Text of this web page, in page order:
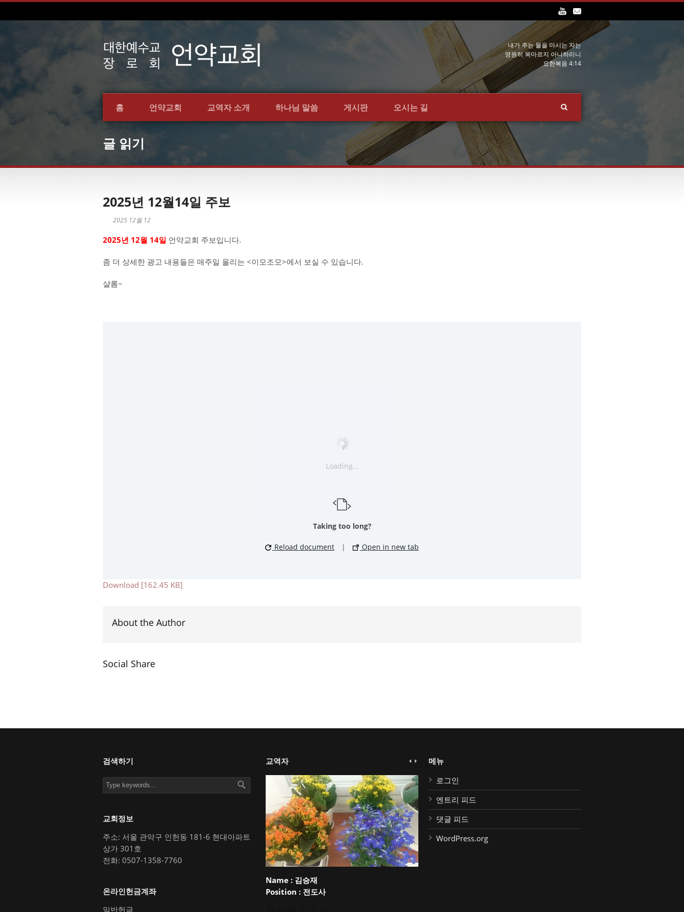
내가 주는 물을 마시는 자는
영원히 목마르지 아니하리니
요한복음 4:14
홈 언약교회 교역자 소개 하나님 말씀 게시판 오시는 길
글 읽기
2025년 12월14일 주보
2025 12월 12
2025년 12월 14일 언약교회 주보입니다.
좀 더 상세한 광고 내용들은 매주일 올리는 <이모조모>에서 보실 수 있습니다.
샬롬~
Loading...
Taking too long?
Reload document | Open in new tab
Download [162.45 KB]
About the Author
Social Share
검색하기
교회정보
주소: 서울 관악구 인헌동 181-6 현대아파트
상가 301호
전화: 0507-1358-7760
온라인헌금계좌
일반헌금
교역자
Name :김승재
Position :전도사
메뉴
로그인
엔트리 피드
댓글 피드
WordPress.org